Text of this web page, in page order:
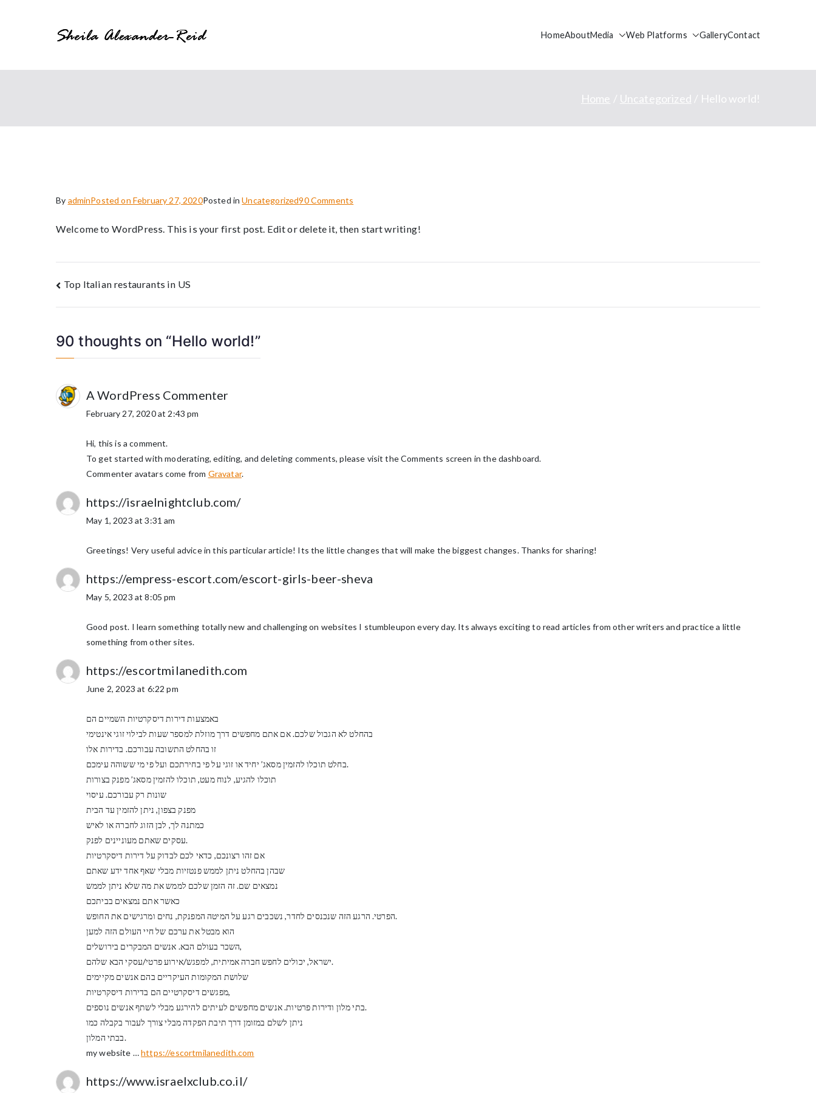
HomeAboutMedia Web Platforms GalleryContact
Home Uncategorized Hello world!
By adminPosted on February 27, 2020Posted inUncategorized90 Comments
world!
Welcome to WordPress. This is your first post. Edit or delete it, then start writing!
Post
navigation
Top Italian restaurants in US
90 thoughts on “Hello world!”
A WordPress Commenter
February 27, 2020 at 2:43 pm
Hi, this is a comment.
To get started with moderating, editing, and deleting comments, please visit the Comments screen in the dashboard.
Commenter avatars come from Gravatar.
https://israelnightclub.com/
May 1, 2023 at 3:31 am
Greetings! Very useful advice in this particular article! Its the little changes that will make the biggest changes. Thanks for sharing!
https://empress-escort.com/escort-girls-beer-sheva
May 5, 2023 at 8:05 pm
Good post. I learn something totally new and challenging on websites I stumbleupon every day. Its always exciting to read articles from other writers and practice a little
something from other sites.
https://escortmilanedith.com
June 2, 2023 at 6:22 pm
באמצעות דירות דיסקרטיות השמיים הם
בהחלט לא הגבול שלכם. אם אתם מחפשים דרך מוזלת למספר שעות לבילוי זוגי אינטימי
זו בהחלט התשובה עבורכם. בדירות אלו
בחלט תוכלו להזמין מסאג’ יחיד או זוגי על פי בחירתכם ועל פי מי ששוהה עימכם.
תוכלו להגיע, לנוח מעט, תוכלו להזמין מסאג’ מפנק בצורות
שונות רק עבורכם. עיסוי
מפנק בצפון, ניתן להזמין עד הבית
כמתנה לך, לבן הזוג לחברה או לאיש
עסקים שאתם מעוניינים לפנק.
אם זהו רצונכם, כדאי לכם לבדוק על דירות דיסקרטיות
שבהן בהחלט ניתן לממש פנטזיות מבלי שאף אחד ידע שאתם
נמצאים שם. זה הזמן שלכם לממש את מה שלא ניתן לממש
כאשר אתם נמצאים בביתכם
הפרטי. הרגע הזה שנכנסים לחדר, נשכבים רגע על המיטה המפנקת, נחים ומרגישים את החופש.
הוא מבטל את ערכם של חיי העולם הזה למען
השכר בעולם הבא. אנשים המבקרים בירושלים,
ישראל, יכולים לחפש חברה אמיתית, למפגש/אירוע פרטי/עסקי הבא שלהם.
שלושת המקומות העיקריים בהם אנשים מקיימים
מפגשים דיסקרטיים הם בדירות דיסקרטיות,
בתי מלון ודירות פרטיות. אנשים מחפשים לעיתים להירגע מבלי לשתף אנשים נוספים.
ניתן לשלם במזומן דרך תיבת הפקדה מבלי צורך לעבור בקבלה כמו
בבתי המלון.
my website …https://escortmilanedith.com
https://www.israelxclub.co.il/